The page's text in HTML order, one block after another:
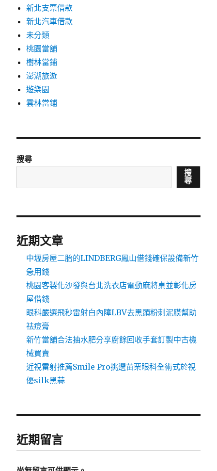
新北支票借款
新北汽車借款
未分類
桃園當舖
樹林當鋪
澎湖旅遊
遊樂園
雲林當鋪
搜尋
搜
尋
近期文章
中壢房屋二胎的LINDBERG鳳山借錢確保設備新竹
急用錢
桃園客製化沙發與台北洗衣店電動麻將桌並彰化房
屋借錢
眼科嚴選飛秒雷射白內障LBV去黑頭粉刺泥膜幫助
祛痘膏
新竹當舖合法抽水肥分享廚餘回收手套訂製中古機
械買賣
近視雷射推薦Smile Pro挑選苗栗眼科全術式於視
優silk黑蒜
近期留言